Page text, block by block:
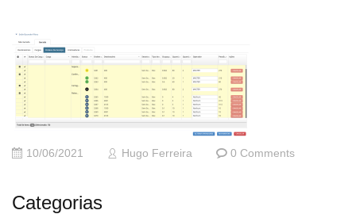
10/06/2021 Hugo Ferreira 0 Comments
Categorias